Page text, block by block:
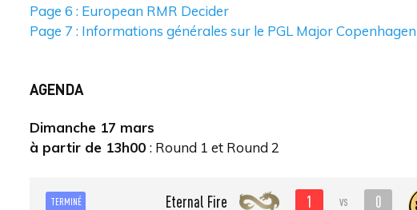
Page 6 : European RMR Decider
Page 7 : Informations générales sur le PGL Major
AGENDA
Dimanche 17 mars
à partir de 13h00 : Round 1 et Round 2
TERMINÉ Eternal Fire 1 vs 0